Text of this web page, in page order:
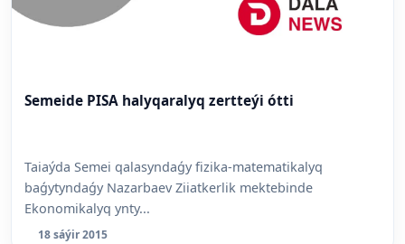
Semeide PISA halyqaralyq zertteýi ótti
Taiaýda Semei qalasyndaǵy fizika-matematikalyq
baǵytyndaǵy Nazarbaev Ziiatkerlik mektebinde
Ekonomikalyq ynty...
18 sáýir 2015